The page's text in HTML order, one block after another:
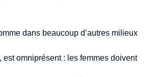
dans beaucoup d’autres milieux
est omniprésent : les femmes doivent